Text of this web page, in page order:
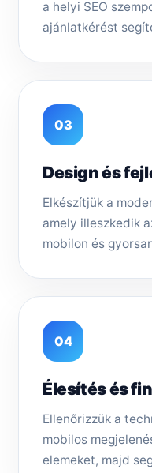
a helyi SEO
ajánlatkérést
03
Design és
Elkészítjük a
amely illeszkedik
mobilon és
04
Élesítés és
Ellenőrizzük a
mobilos
elemeket, majd